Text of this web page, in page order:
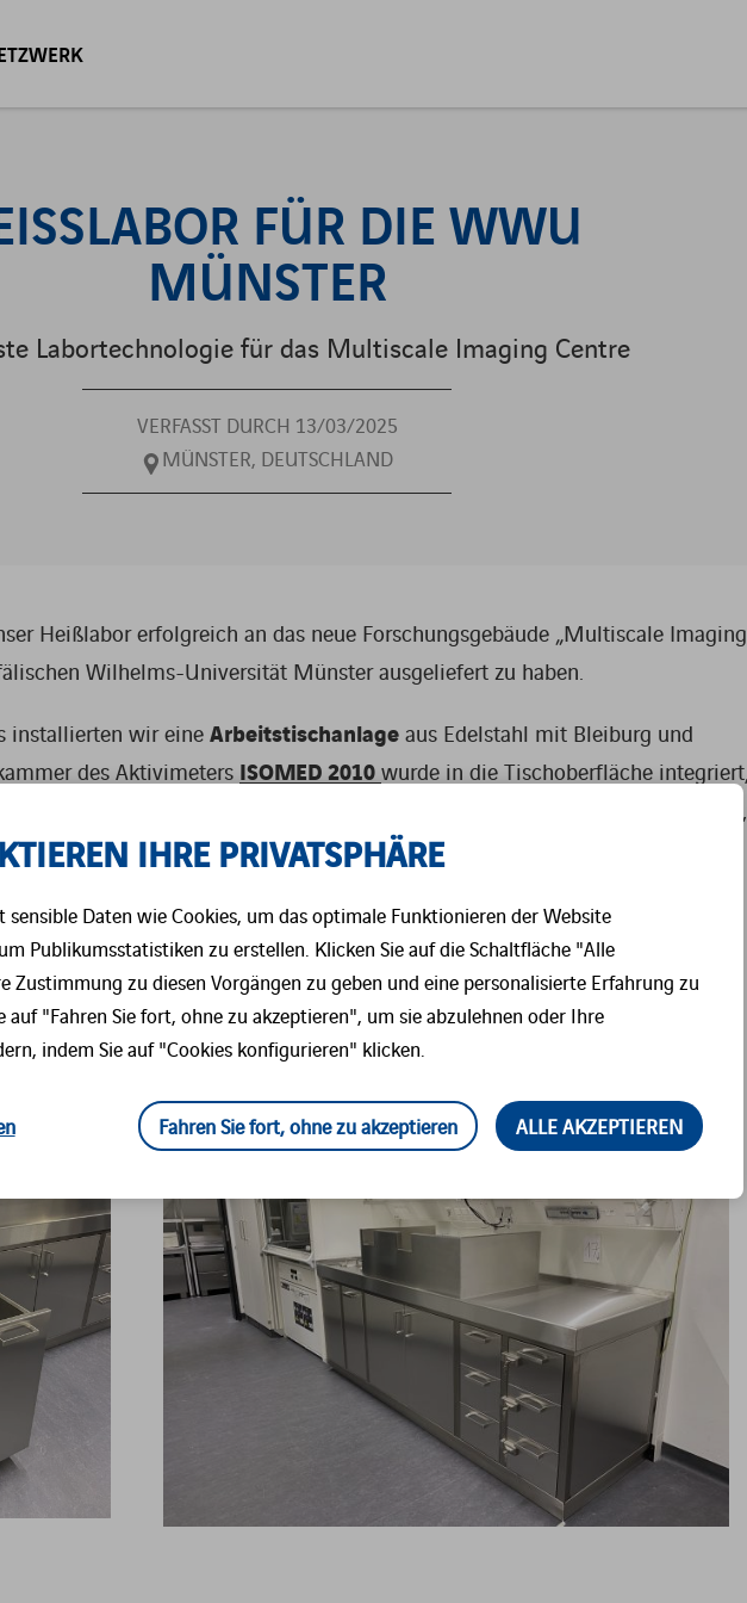
ABTEILUNG FÜR
STRAHLENTHERAPIE
ABTEILUNG FÜR RADIOLOGISCHE
ABTEILUNG FÜR DIE HERSTELLUNG
VON RADIOPHARMAZEUTIKA
MANAGEMENT RADIOAKTIVER
AUTOMATISIERUNG FÜR
RADIOPHARMAZIE UND
RADIOCHEMIE
NUKLARMEDIZINISCHE GERÄTE
STRAHLUNGSÜBERWACHUNGSSYSTEME
ABSCHIRMUNGEN FÜR DEN
STRAHLENSCHUTZ
SOFTWARELÖSUNGEN
FÜR DIE WWU M
ÜNSTER
Labortechnologie für das Multiscale Imaging Centre
VERFASST DURCH 13/03/2025
MÜNSTER, DEUTSCHLAND
Heißlabor erfolgreich an das neue Forschungsgebäude „Multiscale Imaging
Wilhelms-Universität Münster ausgeliefert zu haben.
installierten wir eineArbeitstischanlageaus Edelstahl mit Bleiburg und
des Aktivimeters ISOMED 2010wurde in die Tischoberfläche integriert,
zu nutzen. Zudem wurden Abfallbehälter auf Teleskopschienen eingebaut,
zu schaffen. UnserFreigabemessplatz Typ FR-8
Entsorgung radioaktiver Abfälle. Mobile
Fuß-Kleider-Kontaminationsmonitore (HFK)gewährleisten höchste
Zusammenarbeit mit der WWU Münster.
IHRE PRIVATSPHÄRE
Daten wie Cookies, um das optimale Funktionieren der Website
Publikumsstatistiken zu erstellen. Klicken Sie auf die Schaltfläche "Alle
Zustimmung zu diesen Vorgängen zu geben und eine personalisierte Erfahrung zu
auf "Fahren Sie fort, ohne zu akzeptieren", um sie abzulehnen oder Ihre
indem Sie auf "Cookies konfigurieren" klicken.
ALLE AKZEPTIEREN
Fahren Sie fort, ohne zu akzeptieren